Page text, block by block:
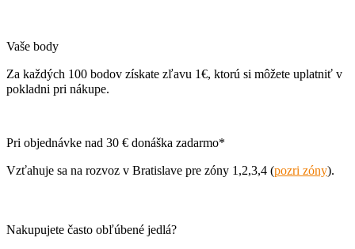
Vaše body
Za každých 100 bodov získate zľavu 1€, ktorú si môžete uplatniť v
pokladni pri nákupe.
Pri objednávke nad 30 € donáška zadarmo*
Vzťahuje sa na rozvoz v Bratislave pre zóny 1,2,3,4 (pozri zóny).
Nakupujete často obľúbené jedlá?